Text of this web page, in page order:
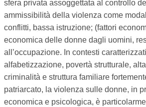
sfera privata assoggettata al controllo
ammissibilità della violenza come
conflitti, bassa istruzione; (fattori
economica delle donne dagli uomini,
all’occupazione. In contesti
alfabetizzazione, povertà strutturale,
criminalità e struttura familiare
patriarcato, la violenza sulle donne, in
economica e psicologica, è